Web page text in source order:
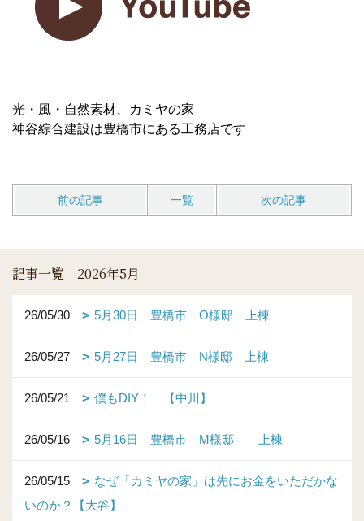
光・風・自然素材、カミヤの家
神谷綜合建設は豊橋市にある工務店です
前の記事 一覧 次の記事
記事一覧｜2026年5月
26/05/30 5月30日 豊橋市 O様邸 上棟
26/05/27 5月27日 豊橋市 N様邸 上棟
26/05/21 僕もDIY！ 【中川】
26/05/16 5月16日 豊橋市 M様邸 上棟
26/05/15
なぜ「カミヤの家」は先にお金をいただかな
いのか？【大谷】